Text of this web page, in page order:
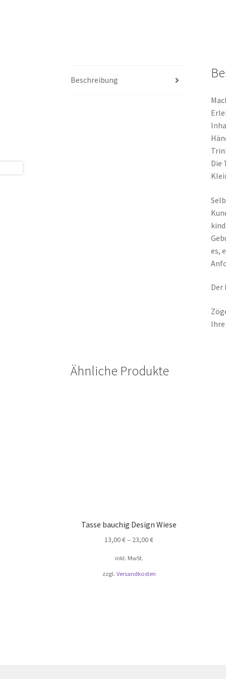
Beschreibung
Die
es,
Der
Ähnliche Produkte
Tasse bauchig Design Wiese
13,00€– 23,00€
inkl. MwSt.
zzgl. Versandkosten